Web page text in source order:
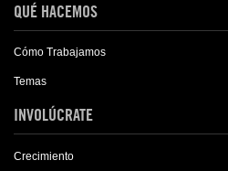
QUÉ HACEMOS
Cómo Trabajamos
Temas
INVOLÚCRATE
Crecimiento